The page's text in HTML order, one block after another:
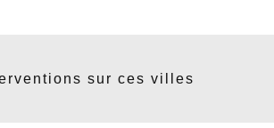
sur ces villes